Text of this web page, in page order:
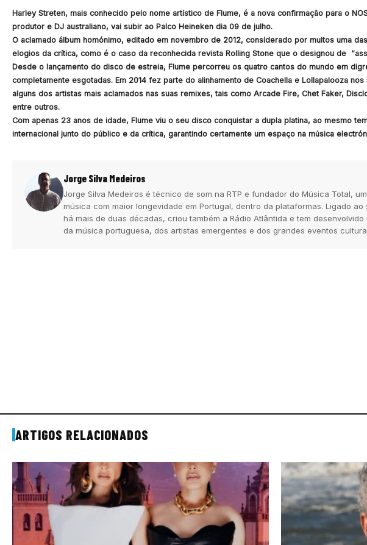
Harley Streten, mais conhecido pelo nome artístico de Flume, é a nova confirmação para o
produtor e DJ australiano, vai subir ao Palco Heineken dia 09 de julho.
O aclamado álbum homónimo, editado em novembro de 2012, considerado por muitos uma
elogios da crítica, como é o caso da reconhecida revista Rolling Stone que o designou de
Desde o lançamento do disco de estreia, Flume percorreu os quatro cantos do mundo em
completamente esgotadas. Em 2014 fez parte do alinhamento de Coachella e Lollapalooza
alguns dos artistas mais aclamados nas suas remixes, tais como Arcade Fire, Chet Faker,
entre outros.
Com apenas 23 anos de idade, Flume viu o seu disco conquistar a dupla platina, ao mesmo
internacional junto do público e da crítica, garantindo certamente um espaço na música
Jorge Silva Medeiros
Jorge Silva Medeiros é técnico de som na RTP e fundador do Música Total,
música com maior longevidade em Portugal, dentro da plataformas. Ligado
há mais de duas décadas, criou também a Rádio Atlântida e tem
da música portuguesa, dos artistas emergentes e dos grandes eventos
ARTIGOS RELACIONADOS